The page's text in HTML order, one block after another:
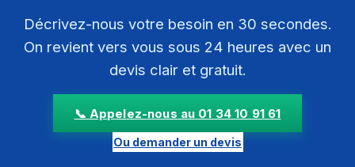
Décrivez-nous votre besoin en 30 secondes.
On revient vers vous sous 24 heures avec un
devis clair et gratuit.
📞 Appelez-nous au 01 34 10 91 61
Ou demander un devis